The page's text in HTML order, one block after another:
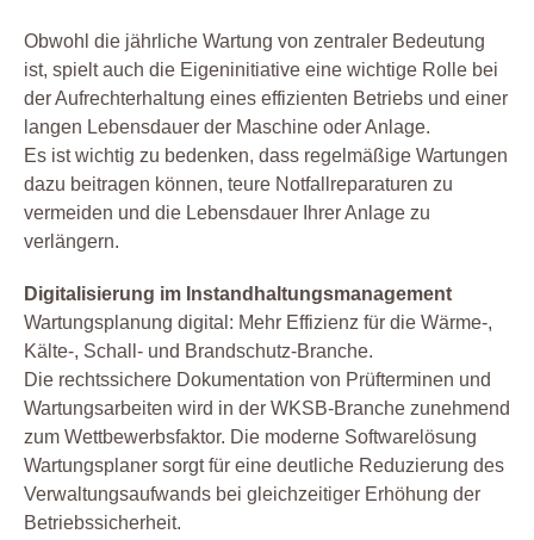
Obwohl die jährliche Wartung von zentraler Bedeutung
ist, spielt auch die Eigeninitiative eine wichtige Rolle bei
der Aufrechterhaltung eines effizienten Betriebs und einer
langen Lebensdauer der Maschine oder Anlage.
Es ist wichtig zu bedenken, dass regelmäßige Wartungen
dazu beitragen können, teure Notfallreparaturen zu
vermeiden und die Lebensdauer Ihrer Anlage zu
verlängern.
Digitalisierung im Instandhaltungsmanagement
Wartungsplanung digital: Mehr Effizienz für die Wärme-,
Kälte-, Schall- und Brandschutz-Branche.
Die rechtssichere Dokumentation von Prüfterminen und
Wartungsarbeiten wird in der WKSB-Branche zunehmend
zum Wettbewerbsfaktor. Die moderne Softwarelösung
Wartungsplaner sorgt für eine deutliche Reduzierung des
Verwaltungsaufwands bei gleichzeitiger Erhöhung der
Betriebssicherheit.